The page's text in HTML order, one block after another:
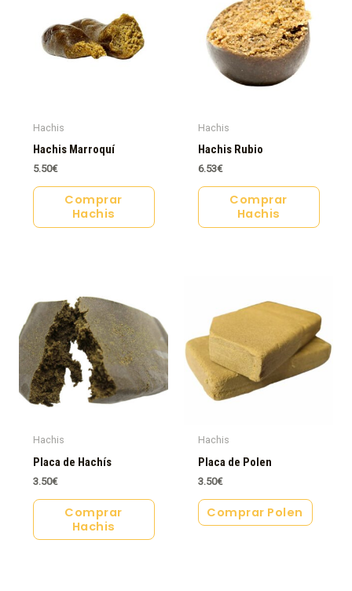
Hachis
Hachis Marroquí
5.50€
Comprar
Hachis
Hachis
Hachis Rubio
6.53€
Comprar
Hachis
Hachis
Placa de Hachís
3.50€
Comprar
Hachis
Hachis
Placa de Polen
3.50€
Comprar Polen